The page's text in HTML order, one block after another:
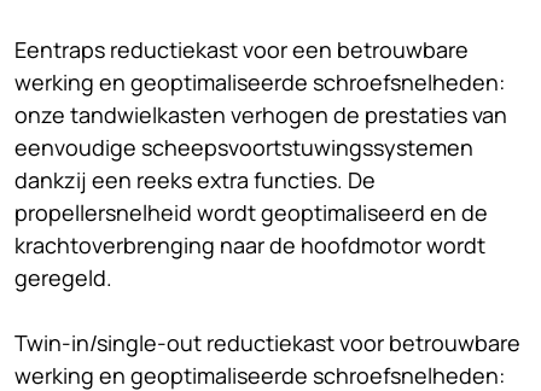
Eentraps reductiekast voor een betrouwbare
werking en geoptimaliseerde schroefsnelheden:
onze tandwielkasten verhogen de prestaties van
eenvoudige scheepsvoortstuwingssystemen
dankzij een reeks extra functies. De
propellersnelheid wordt geoptimaliseerd en de
krachtoverbrenging naar de hoofdmotor wordt
geregeld.
Twin-in/single-out reductiekast voor betrouwbare
werking en geoptimaliseerde schroefsnelheden: